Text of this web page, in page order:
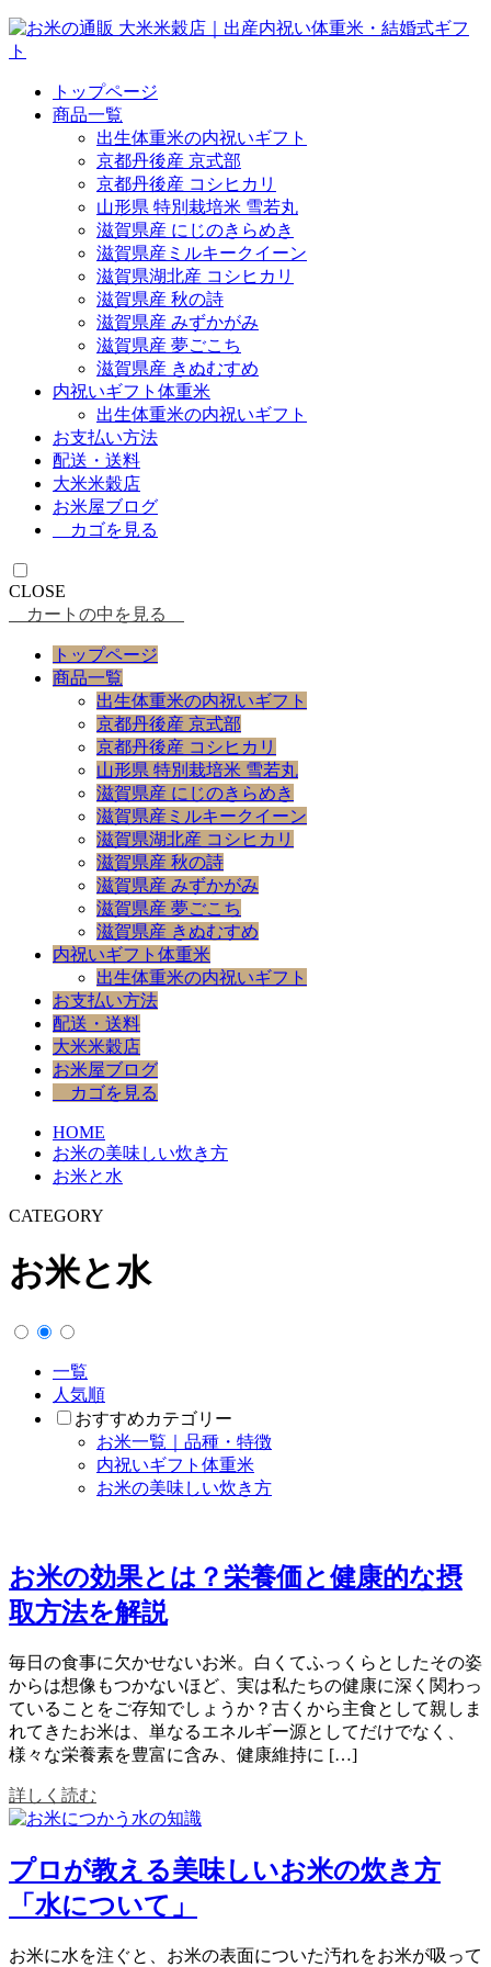
トップページ
商品一覧
出生体重米の内祝いギフト
京都丹後産 京式部
京都丹後産 コシヒカリ
山形県 特別栽培米 雪若丸
滋賀県産 にじのきらめき
滋賀県産ミルキークイーン
滋賀県湖北産 コシヒカリ
滋賀県産 秋の詩
滋賀県産 みずかがみ
滋賀県産 夢ごこち
滋賀県産 きぬむすめ
内祝いギフト体重米
出生体重米の内祝いギフト
お支払い方法
配送・送料
大米米穀店
お米屋ブログ
カゴを見る
CLOSE
カートの中を見る
トップページ
商品一覧
出生体重米の内祝いギフト
京都丹後産 京式部
京都丹後産 コシヒカリ
山形県 特別栽培米 雪若丸
滋賀県産 にじのきらめき
滋賀県産ミルキークイーン
滋賀県湖北産 コシヒカリ
滋賀県産 秋の詩
滋賀県産 みずかがみ
滋賀県産 夢ごこち
滋賀県産 きぬむすめ
内祝いギフト体重米
出生体重米の内祝いギフト
お支払い方法
配送・送料
大米米穀店
お米屋ブログ
カゴを見る
HOME
お米の美味しい炊き方
お米と水
CATEGORY
お米と水
一覧
人気順
おすすめカテゴリー
お米一覧｜品種・特徴
内祝いギフト体重米
お米の美味しい炊き方
お米の効果とは？栄養価と健康的な摂
取方法を解説
毎日の食事に欠かせないお米。白くてふっくらとしたその姿
からは想像もつかないほど、実は私たちの健康に深く関わっ
ていることをご存知でしょうか？古くから主食として親しま
れてきたお米は、単なるエネルギー源としてだけでなく、
様々な栄養素を豊富に含み、健康維持に […]
詳しく読む
プロが教える美味しいお米の炊き方
「水について」
お米に水を注ぐと、お米の表面についた汚れをお米が吸って